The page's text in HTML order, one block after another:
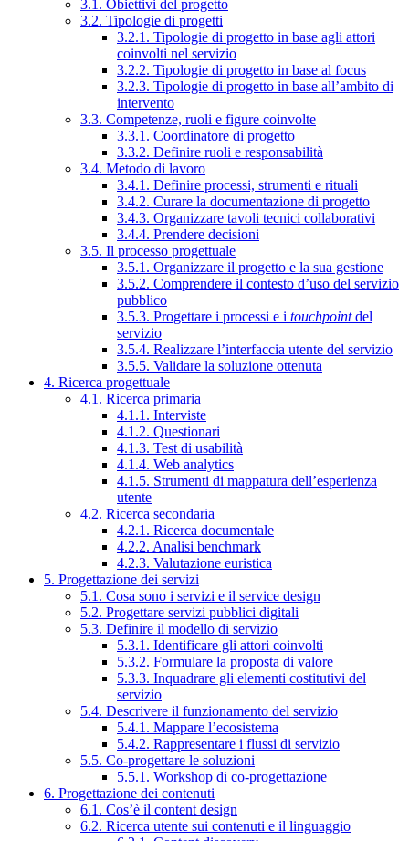
3.1. Obiettivi del progetto
3.2. Tipologie di progetti
3.2.1. Tipologie di progetto in base agli attori
coinvolti nel servizio
3.2.2. Tipologie di progetto in base al focus
3.2.3. Tipologie di progetto in base all’ambito di
intervento
3.3. Competenze, ruoli e figure coinvolte
3.3.1. Coordinatore di progetto
3.3.2. Definire ruoli e responsabilità
3.4. Metodo di lavoro
3.4.1. Definire processi, strumenti e rituali
3.4.2. Curare la documentazione di progetto
3.4.3. Organizzare tavoli tecnici collaborativi
3.4.4. Prendere decisioni
3.5. Il processo progettuale
3.5.1. Organizzare il progetto e la sua gestione
3.5.2. Comprendere il contesto d’uso del servizio
pubblico
3.5.3. Progettare i processi e i touchpointdel
servizio
3.5.4. Realizzare l’interfaccia utente del servizio
3.5.5. Validare la soluzione ottenuta
4. Ricerca progettuale
4.1. Ricerca primaria
4.1.1. Interviste
4.1.2. Questionari
4.1.3. Test di usabilità
4.1.4. Web analytics
4.1.5. Strumenti di mappatura dell’esperienza
utente
4.2. Ricerca secondaria
4.2.1. Ricerca documentale
4.2.2. Analisi benchmark
4.2.3. Valutazione euristica
5. Progettazione dei servizi
5.1. Cosa sono i servizi e il service design
5.2. Progettare servizi pubblici digitali
5.3. Definire il modello di servizio
5.3.1. Identificare gli attori coinvolti
5.3.2. Formulare la proposta di valore
5.3.3. Inquadrare gli elementi costitutivi del
servizio
5.4. Descrivere il funzionamento del servizio
5.4.1. Mappare l’ecosistema
5.4.2. Rappresentare i flussi di servizio
5.5. Co-progettare le soluzioni
5.5.1. Workshop di co-progettazione
6. Progettazione dei contenuti
6.1. Cos’è il content design
6.2. Ricerca utente sui contenuti e il linguaggio